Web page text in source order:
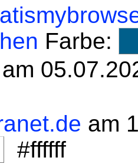
Farbe:
am
am
#ffffff